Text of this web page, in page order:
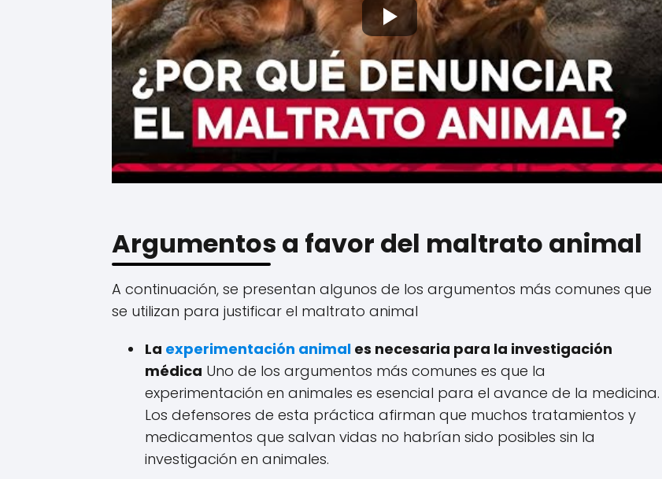
Argumentos a favor del maltrato animal
A continuación, se presentan algunos de los argumentos más comunes que
se utilizan para justificar el maltrato animal
La experimentación animal es necesaria para la investigación
médica Uno de los argumentos más comunes es que la
experimentación en animales es esencial para el avance de la medicina.
Los defensores de esta práctica afirman que muchos tratamientos y
medicamentos que salvan vidas no habrían sido posibles sin la
investigación en animales.